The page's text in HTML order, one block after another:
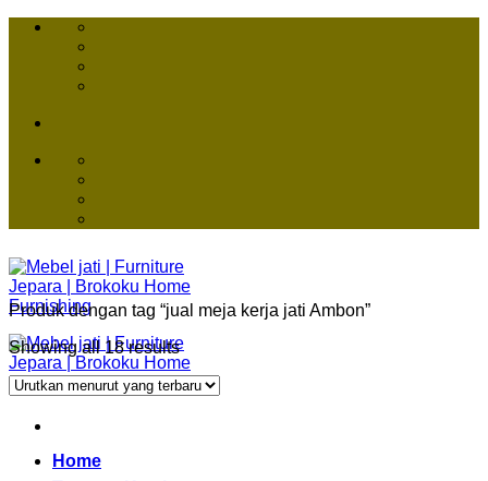
Skip
Home
Produk dengan tag “jual meja kerja jati Ambon”
Showing all 18 results